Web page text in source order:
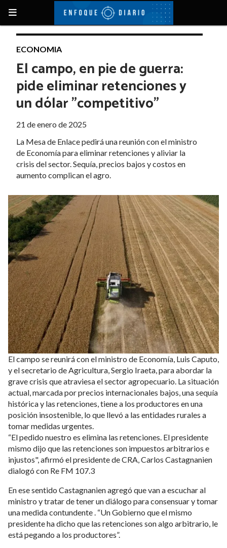
El campo, en pie de guerra:
pide eliminar retenciones y
un dólar "competitivo"
La Mesa de Enlace pedirá una reunión con el ministro
de Economía para eliminar retenciones y aliviar la
crisis del sector. Sequía, precios bajos y costos en
aumento complican el agro.
ECONOMIA
21 de enero de 2025
El campo se reunirá con el ministro de Economía, Luis Caputo,
y el secretario de Agricultura, Sergio Iraeta, para abordar la
grave crisis que atraviesa el sector agropecuario. La situación
actual, marcada por precios internacionales bajos, una sequía
histórica y las retenciones, tiene a los productores en una
posición insostenible, lo que llevó a las entidades rurales a
tomar medidas urgentes.
“El pedido nuestro es elimina las retenciones. El presidente
mismo dijo que las retenciones son impuestos arbitrarios e
injustos", afirmó el presidente de CRA, Carlos Castagnanien
dialogó con Re FM 107.3
En ese sentido Castagnanien agregó que van a escuchar al
ministro y tratar de tener un diálogo para consensuar y tomar
una medida contundente . “Un Gobierno que el mismo
presidente ha dicho que las retenciones son algo arbitrario, le
está pegando a los productores”.